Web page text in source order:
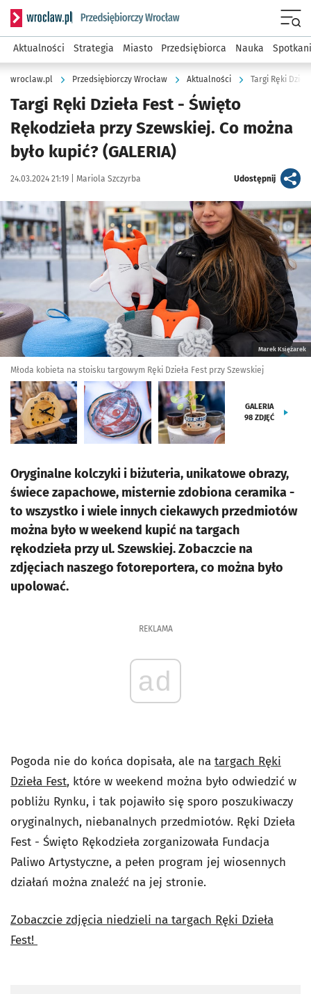
Serwis informacyjny wroclaw.pl podserwis: Strategia
Aktualności Strategia Miasto Przedsiębiorca Nauka
wroclaw.pl Przedsiębiorczy Wrocław Aktualności Targi Ręki
Targi Ręki Dzieła Fest - Święto
Rękodzieła przy Szewskiej. Co można
było kupić? (GALERIA)
Data publikacji:
24.03.2024 21:19 | Autor:
Mariola Szczyrba Udostępnijartykuł
Kliknij, aby zobaczyć galerię
Marek Księżarek
Młoda kobieta na stoisku targowym Ręki Dzieła Fest przy Szewskiej
GALERIA
98 ZDJĘĆ
Oryginalne kolczyki i biżuteria, unikatowe obrazy,
świece zapachowe, misternie zdobiona ceramika -
to wszystko i wiele innych ciekawych przedmiotów
można było w weekend kupić na targach
rękodzieła przy ul. Szewskiej. Zobaczcie na
zdjęciach naszego fotoreportera, co można było
upolować.
REKLAMA
ad
Pogoda nie do końca dopisała, ale na targach Ręki
Dzieła Fest, które w weekend można było odwiedzić w
pobliżu Rynku, i tak pojawiło się sporo poszukiwaczy
oryginalnych, niebanalnych przedmiotów. Ręki Dzieła
Fest - Święto Rękodzieła zorganizowała Fundacja
Paliwo Artystyczne, a pełen program jej wiosennych
działań można znaleźć na jej stronie.
Zobaczcie zdjęcia niedzieli na targach Ręki Dzieła
Fest!